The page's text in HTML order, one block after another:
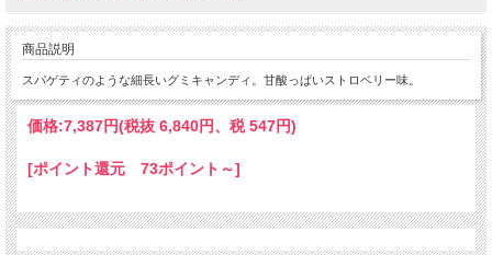
商品説明
スパゲティのような細長いグミキャンディ。甘酸っぱいストロベリー味。
価格:7,387円(税抜 6,840円、税 547円)
[ポイント還元 73ポイント～]